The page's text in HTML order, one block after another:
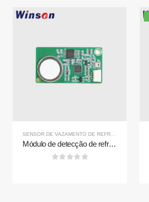
Módulo de detecção de refrigerante ZR210
de alta tecnologia, Zhengzhou
Tel:0086-371-67169097